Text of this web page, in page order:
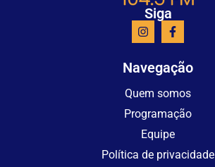
Siga
Navegação
Quem somos
Programação
Equipe
Política de privacidade